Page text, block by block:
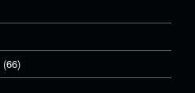
(66)